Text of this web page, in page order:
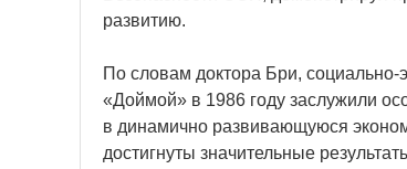
развитию.
По словам доктора Бри,
«Доймой» в 1986 году заслужили
в динамично развивающуюся
достигнуты значительные